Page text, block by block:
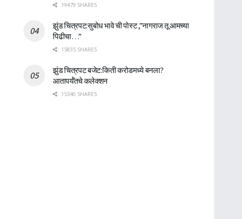
19479 SHARES
झुंड चित्रपट:सुबोध भावे ची पोस्ट ,”नागराज तू आमच्या
पिढीचा…”
15835 SHARES
झुंड चित्रपट बजेट:किती करोडमध्ये बनला?
आतापर्यँतचे कलेक्शन
15340 SHARES